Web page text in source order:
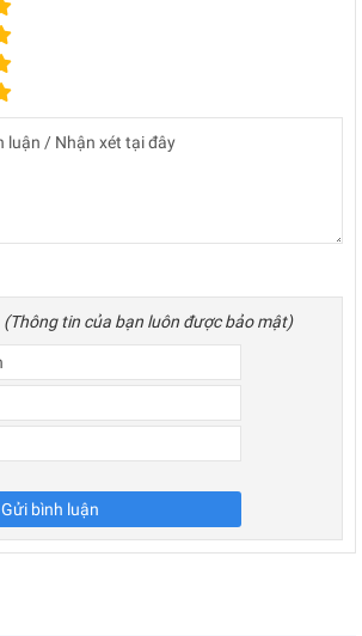
(Thông tin của bạn luôn được bảo mật)
Gửi bình luận